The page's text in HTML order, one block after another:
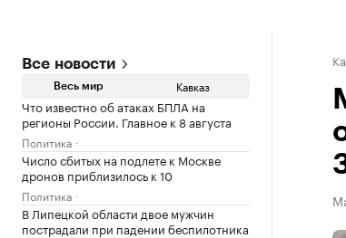
Все новости
Весь мир Кавказ
Что известно об атаках БПЛА на
регионы России. Главное к 8 августа
Политика
Число сбитых на подлете к Москве
дронов приблизилось к 10
Политика
В Липецкой области двое мужчин
пострадали при падении беспилотника